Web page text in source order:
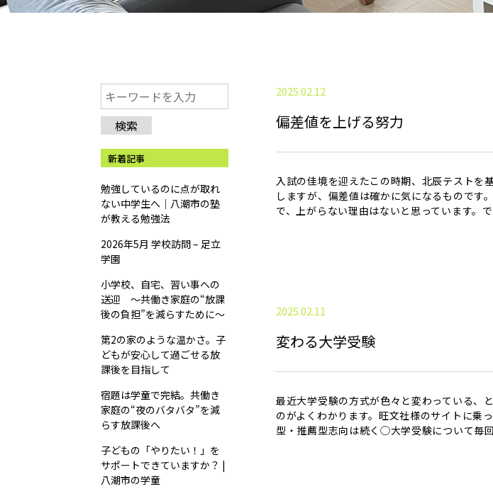
検索
新着記事
勉強しているのに点が取れ
ない中学生へ｜八潮市の塾
が教える勉強法
2026年5月 学校訪問 – 足立
学園
小学校、自宅、習い事への
送迎 ～共働き家庭の“放課
後の負担”を減らすために～
第2の家のような温かさ。子
どもが安心して過ごせる放
課後を目指して
宿題は学童で完結。共働き
家庭の“夜のバタバタ”を減
らす放課後へ
子どもの「やりたい！」を
サポートできていますか？ |
八潮市の学童
2025.02.12
偏差値を上げる努力
入試の佳境を迎えたこの時期、北辰テストを
しますが、偏差値は確かに気になるもので
で、上がらない理由はないと思っています。
2025.02.11
変わる大学受験
最近大学受験の方式が色々と変わっている、
のがよくわかります。旺文社様のサイトに乗
型・推薦型志向は続く◯大学受験について毎